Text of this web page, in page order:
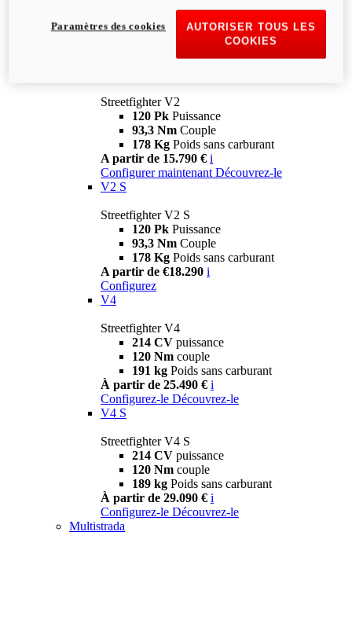
Streetfighter V2
120 Pk Puissance
93,3 Nm Couple
178 Kg Poids sans carburant
A partir de 15.790 € i
Configurer maintenant Découvrez-le
V2 S
Streetfighter V2 S
120 Pk Puissance
93,3 Nm Couple
178 Kg Poids sans carburant
A partir de €18.290 i
Configurez
V4
Streetfighter V4
214 CV puissance
120 Nm couple
191 kg Poids sans carburant
À partir de 25.490 € i
Configurez-le Découvrez-le
V4 S
Streetfighter V4 S
214 CV puissance
120 Nm couple
189 kg Poids sans carburant
À partir de 29.090 € i
Configurez-le Découvrez-le
Multistrada
AUTORISER TOUS LES
COOKIES
Paramètres des cookies